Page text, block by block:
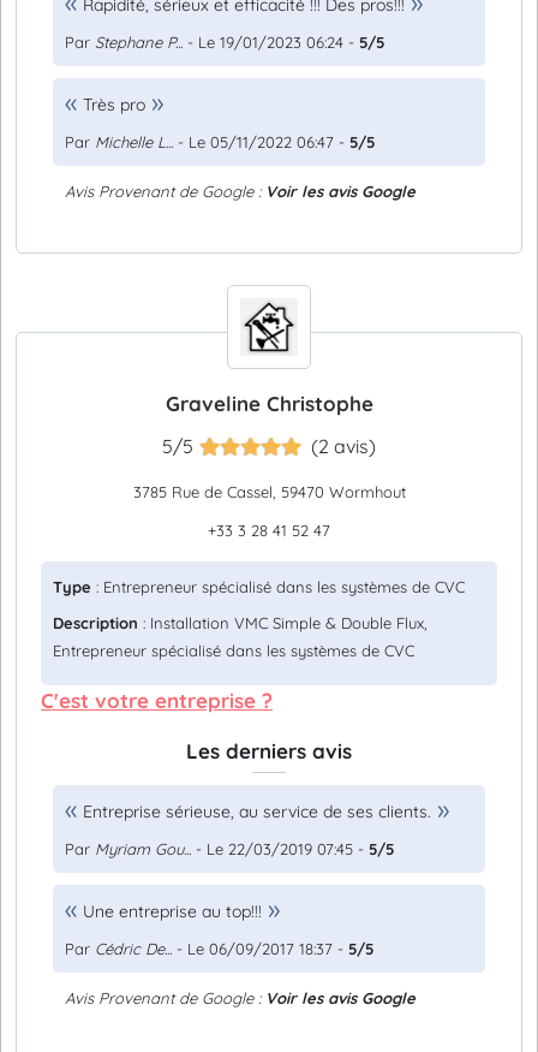
Rapidité, sérieux et efficacité !!! Des pros!!!
Par Stephane P... - Le 19/01/2023 06:24 - 5/5
Très pro
Par Michelle L... - Le 05/11/2022 06:47 - 5/5
Avis Provenant de Google : Voir les avis Google
Graveline Christophe
5/5 (2 avis)
3785 Rue de Cassel, 59470 Wormhout
+33 3 28 41 52 47
Type : Entrepreneur spécialisé dans les systèmes de CVC
Description : Installation VMC Simple & Double Flux,
Entrepreneur spécialisé dans les systèmes de CVC
C'est votre entreprise ?
Les derniers avis
Entreprise sérieuse, au service de ses clients.
Par Myriam Gou... - Le 22/03/2019 07:45 - 5/5
Une entreprise au top!!!
Par Cédric De... - Le 06/09/2017 18:37 - 5/5
Avis Provenant de Google : Voir les avis Google